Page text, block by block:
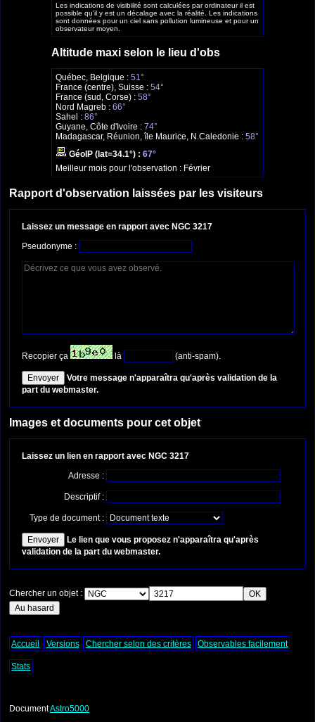
Les indications de visibilité sont calculées par ordinateur il est
possible qu'il y est un décalage avec la réalité. Les indications
sont données pour un ciel sans pollution lumineuse et pour un
observateur moyen.
Altitude maxi selon le lieu d'obs
Québec, Belgique : 51°
France (centre), Suisse : 54°
France (sud, Corse) : 58°
Nord Magreb : 66°
Sahel : 86°
Guyane, Côte d'Ivoire : 74°
Madagascar, Réunion, île Maurice, N.Caledonie : 58°
GéoIP (lat=34.1°) : 67°
Meilleur mois pour l'observation : Février
Rapport d'observation laissées par les visiteurs
Laissez un message en rapport avec NGC 3217
Pseudonyme :
Recopier ça là (anti-spam).
Votre message n'apparaîtra qu'après validation de la
part du webmaster.
Images et documents pour cet objet
Laissez un lien en rapport avec NGC 3217
Adresse :
Descriptif :
Type de document :
Le lien que vous proposez n'apparaîtra qu'après
validation de la part du webmaster.
Chercher un objet :
Accueil Versions Chercher selon des critères Observables facilement
Stats
DocumentAstro5000